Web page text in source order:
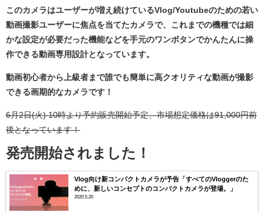
このカメラはユーザーが増え続けているVlog/Youtubeのための若い
動画撮影ユーザーに焦点を当てたカメラで、これまでの機種では細
かな設定が必要だった機能などを手元のワンボタンでかんたんに操
作できる動画専用設計となっています。
動画初心者から上級者まで誰でも簡単に高クオリティな動画が撮影
できる画期的なカメラです！
6月2日(火) 10時より予約販売開始予定、市場想定価格は91,000円前
後となっています！
発売開始されました！
Vlog向け新コンパクトカメラが予告「すべてのVloggerのた
めに、新しいコンセプトのコンパクトカメラが登場。」
2020.5.20